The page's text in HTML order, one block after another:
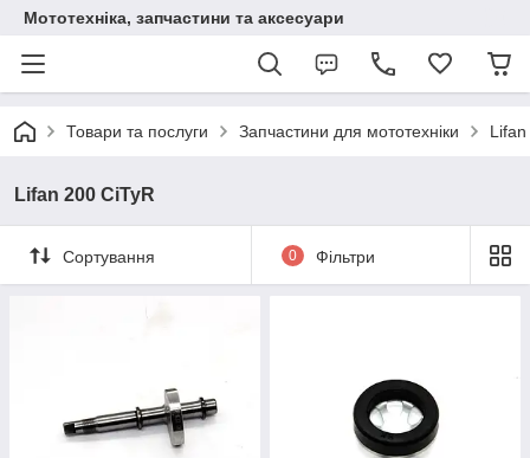
Мототехніка, запчастини та аксесуари
Товари та послуги Запчастини для мототехніки
Lifan 200 CiTyR
Сортування 0 Фільтри